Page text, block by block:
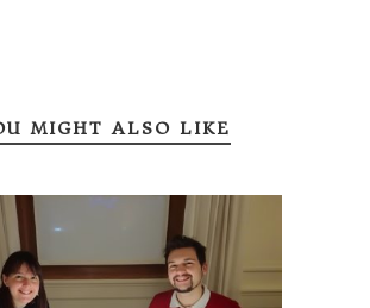
MIGHT ALSO LIKE